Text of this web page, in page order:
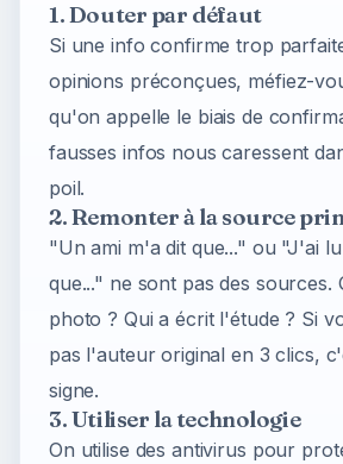
1. Douter par défaut
Si une info confirme trop
opinions préconçues, méfiez-
qu'on appelle le biais de
fausses infos nous caressent
poil.
2. Remonter à la source
"Un ami m'a dit que..." ou "J'ai
que..." ne sont pas des sources.
photo ? Qui a écrit l'étude ? Si
pas l'auteur original en 3 clics,
signe.
3. Utiliser la technologie
On utilise des antivirus pour